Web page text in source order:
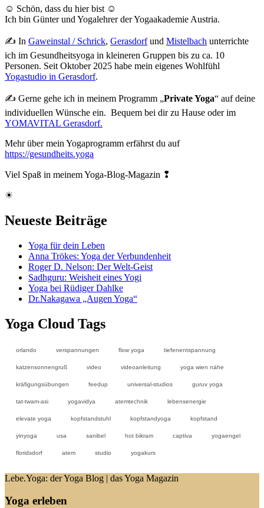
☺ Schön, dass du hier bist ☺
Ich bin Günter und Yogalehrer der Yogaakademie Austria.
✍ In Gaweinstal / Schrick, Gerasdorfund Mistelbach unterrichte
ich im Gesundheitsyoga in kleineren Gruppen bis zu ca. 10
Personen. Seit Oktober 2025 habe mein eigenes Wohlfühl
Yogastudio in Gerasdorf.
✍ Gerne gehe ich in meinem Programm „Private Yoga“ auf deine
individuellen Wünsche ein. Bequem bei dir zu Hause oder im
YOMAVITAL Gerasdorf.
Mehr über mein Yogaprogramm erfährst du auf
https://gesundheits.yoga
Viel Spaß in meinem Yoga-Blog-Magazin ❢
☀
Neueste Beiträge
Yoga für dein Leben
Anna Trökes: Yoga der Verbundenheit
Roger D. Nelson: Der Welt-Geist
Sadhguru: Weisheit eines Yogi
Yoga bei Rüdiger Dahlke
Dr.Nakagawa „Augen Yoga“
Yoga Cloud Tags
orlando verspannungen flow yoga tiefenentspannung
katzensonnengruß video videoanleitung yoga wien nähe
kräfigungsübungen feedup universal-studios guruv yoga
tat-twam-asi yogavidya atemtechnik lebensenergie
elevate yoga kopfstandstuhl kopfstandyoga kopfstand
yinyoga usa sanibel hot bikram captiva yogaengel
floridsdorf atem studio yogakurs
Lebe.Yoga: der Yoga Blog | das Yoga Magazin
Yoga erleben